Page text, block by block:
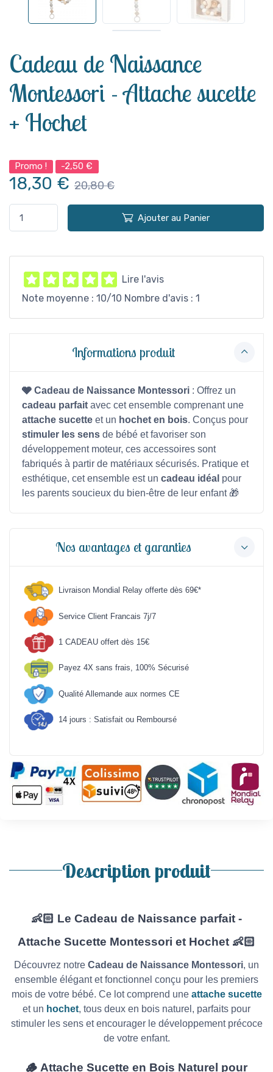
Cadeau de Naissance
Montessori - Attache sucette
+ Hochet
Promo ! -2,50 €
18,30 € 20,80 €
Ajouter au Panier
Lire l'avis
Note moyenne : 10/10 Nombre d'avis : 1
Informations produit
🩶 Cadeau de Naissance Montessori : Offrez un
cadeau parfait avec cet ensemble comprenant une
attache sucette et un hochet en bois. Conçus pour
stimuler les sens de bébé et favoriser son
développement moteur, ces accessoires sont
fabriqués à partir de matériaux sécurisés. Pratique et
esthétique, cet ensemble est un cadeau idéal pour
les parents soucieux du bien-être de leur enfant 🎁
Nos avantages et garanties
Livraison Mondial Relay offerte dès 69€*
Service Client Francais 7j/7
1 CADEAU offert dès 15€
Payez 4X sans frais, 100% Sécurisé
Qualité Allemande aux normes CE
14 jours : Satisfait ou Remboursé
Description produit
👶🏻 Le Cadeau de Naissance parfait -
Attache Sucette Montessori et Hochet 👶🏻
Découvrez notre Cadeau de Naissance Montessori, un
ensemble élégant et fonctionnel conçu pour les premiers
mois de votre bébé. Ce lot comprend une attache sucette
et un hochet, tous deux en bois naturel, parfaits pour
stimuler les sens et encourager le développement précoce
de votre enfant.
🪵 Attache Sucette en Bois Naturel pour